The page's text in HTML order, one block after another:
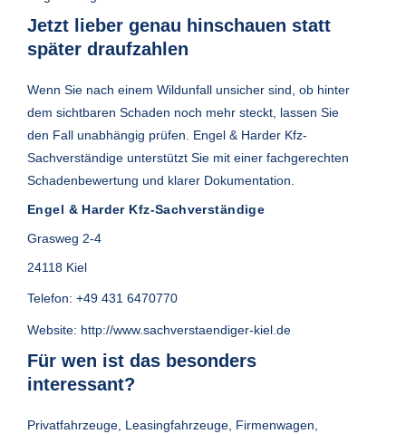
Jetzt lieber genau hinschauen statt
später draufzahlen
Wenn Sie nach einem Wildunfall unsicher sind, ob hinter
dem sichtbaren Schaden noch mehr steckt, lassen Sie
den Fall unabhängig prüfen. Engel & Harder Kfz-
Sachverständige unterstützt Sie mit einer fachgerechten
Schadenbewertung und klarer Dokumentation.
Engel & Harder Kfz-Sachverständige
Grasweg 2-4
24118 Kiel
Telefon: +49 431 6470770
Website: http://www.sachverstaendiger-kiel.de
Für wen ist das besonders
interessant?
Privatfahrzeuge, Leasingfahrzeuge, Firmenwagen,